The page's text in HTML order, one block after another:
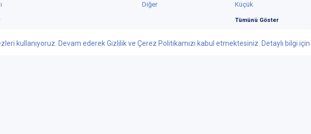
kullanıyoruz. Devam ederek Gizlilik ve Çerez Politikamızı kabul etmektesiniz. Detaylı bilgi için
Diğer
Küçük
Tümünü Göster